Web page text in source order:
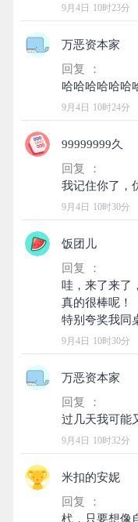
9月4日 10时23分
万恶资本家
回复 ：
9月4日 10时24分
99999999久
回复 ：
9月4日 10时30分
饭团儿
回复 ：
哇，来了来了
真的很棒呢！
9月4日 10时30分
万恶资本家
回复 ：
9月4日 10时32分
米扣的安妮
回复 ：
杙，只要想像